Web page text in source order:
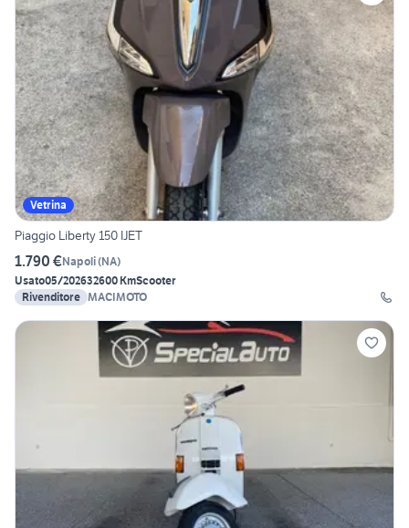
Vetrina
Piaggio Liberty 150 IJET
1.790 €Napoli(NA)
Usato05/202632600 KmScooter
Rivenditore MACIMOTO